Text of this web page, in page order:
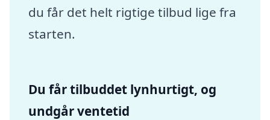
du får det helt rigtige tilbud lige fra
starten.
Du får tilbuddet lynhurtigt, og
undgår ventetid